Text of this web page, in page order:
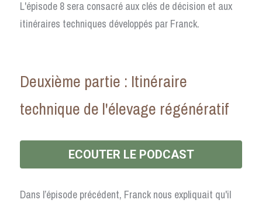
L'épisode 8 sera consacré aux clés de décision et aux
itinéraires techniques développés par Franck.
Deuxième partie : Itinéraire
technique de l'élevage régénératif
ECOUTER LE PODCAST
Dans l’épisode précédent, Franck nous expliquait qu'il